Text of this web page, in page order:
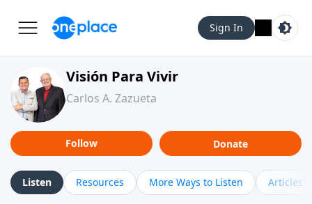
Sign In
Visión Para Vivir
Carlos A. Zazueta
Follow Donate
Listen Resources More Ways to Listen Articles